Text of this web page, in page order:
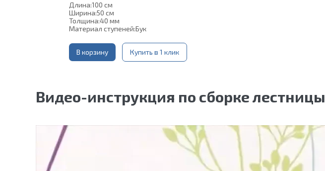
Длина:100 см
Ширина:50 см
Толщина:40 мм
Материал ступеней:Бук
В корзину Купить в 1 клик
Видео-инструкция по сборке лестницы